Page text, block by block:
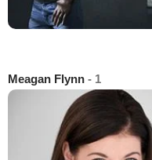
Meagan Flynn - 1